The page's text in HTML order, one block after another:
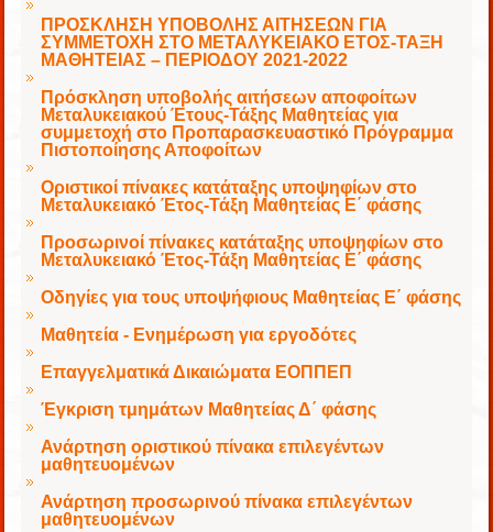
ΠΡΟΣΚΛΗΣΗ ΥΠΟΒΟΛΗΣ ΑΙΤΗΣΕΩΝ ΓΙΑ
ΣΥΜΜΕΤΟΧΗ ΣΤΟ ΜΕΤΑΛΥΚΕΙΑΚΟ ΕΤΟΣ-ΤΑΞΗ
ΜΑΘΗΤΕΙΑΣ – ΠΕΡΙΟΔΟΥ 2021-2022
Πρόσκληση υποβολής αιτήσεων αποφοίτων
Μεταλυκειακού Έτους-Τάξης Μαθητείας για
συμμετοχή στο Προπαρασκευαστικό Πρόγραμμα
Πιστοποίησης Αποφοίτων
Οριστικοί πίνακες κατάταξης υποψηφίων στο
Μεταλυκειακό Έτος-Τάξη Μαθητείας Ε΄ φάσης
Προσωρινοί πίνακες κατάταξης υποψηφίων στο
Μεταλυκειακό Έτος-Τάξη Μαθητείας Ε΄ φάσης
Οδηγίες για τους υποψήφιους Μαθητείας Ε΄ φάσης
Μαθητεία - Ενημέρωση για εργοδότες
Επαγγελματικά Δικαιώματα ΕΟΠΠΕΠ
Έγκριση τμημάτων Μαθητείας Δ΄ φάσης
Ανάρτηση οριστικού πίνακα επιλεγέντων
μαθητευομένων
Ανάρτηση προσωρινού πίνακα επιλεγέντων
μαθητευομένων